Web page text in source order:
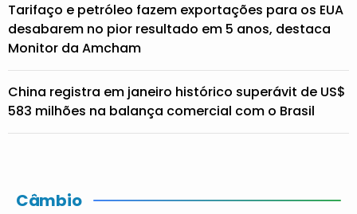
Tarifaço e petróleo fazem exportações para os EUA
desabarem no pior resultado em 5 anos, destaca
Monitor da Amcham
China registra em janeiro histórico superávit de US$
583 milhões na balança comercial com o Brasil
Câmbio